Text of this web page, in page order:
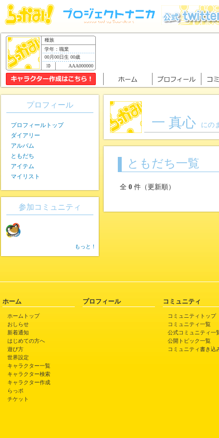
種族
学年：職業
00月00日生 00歳
AAA000000
一 真心 にの
ともだち一覧
全 0 件（更新順）
プロフィール
プロフィールトップ
ダイアリー
アルバム
ともだち
アイテム
マイリスト
参加コミュニティ
もっと！
ホーム
ホームトップ
おしらせ
新着通知
はじめての方へ
遊び方
世界設定
キャラクター一覧
キャラクター検索
キャラクター作成
らっポ
チケット
プロフィール コミュニティ
コミュニティトップ
コミュニティ一覧
公式コミュニティ一
公開トピック一覧
コミュニティ書き込